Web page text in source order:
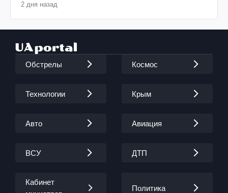
2 дня назад
Обстрелы Космос
Технологии Крым
Авто Авиация
ВСУ ДТП
Кабинет
Политика